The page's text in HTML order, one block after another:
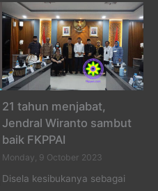
21 tahun menjabat,
Jendral Wiranto sambut
baik FKPPAI
Monday, 9 October 2023
Disela kesibukanya sebagai